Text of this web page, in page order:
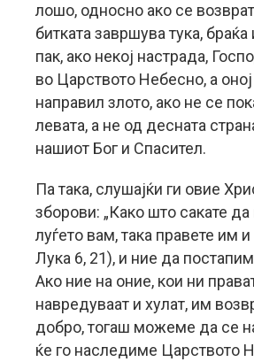
лошо, односно ако се
битката завршува тука, браќа
пак, ако некој настрада,
во Царството Небесно, а
направил злото, ако не се
левата, а не од десната
нашиот Бог и Спасител.
Па така, слушајќи ги овие
зборови: „Како што сакате да
луѓето вам, така правете им
Лука 6, 21), и ние да
Ако ние на оние, кои ни
навредуваат и хулат, им
добро, тогаш можеме да се
ќе го наследиме Царството